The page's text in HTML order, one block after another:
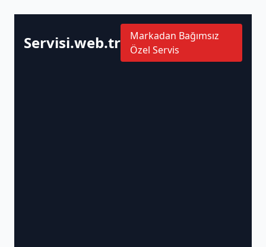
Servisi.web.tr
Markadan Bağımsız
Özel Servis